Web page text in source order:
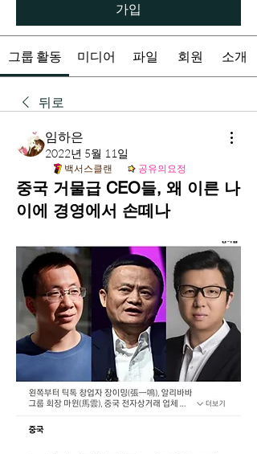
가입
그룹 활동 미디어 파일 회원 소개
뒤로
임하은
2022년 5월 11일
백서스클랜 공유의요정
중국 거물급 CEO들, 왜 이른 나
이에 경영에서 손떼나